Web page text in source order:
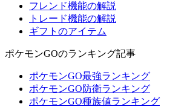
フレンド機能の解説
トレード機能の解説
ギフトのアイテム
ポケモンGOのランキング記事
ポケモンGO最強ランキング
ポケモンGO防衛ランキング
ポケモンGO種族値ランキング